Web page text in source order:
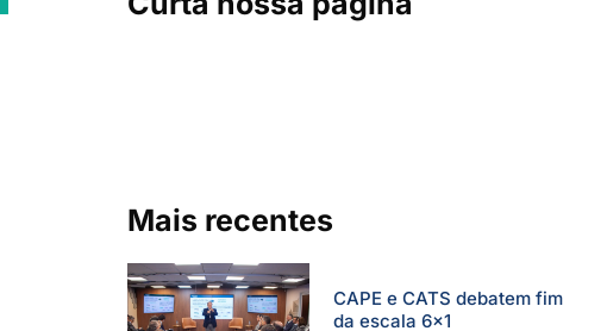
Mais recentes
CAPE e CATS debatem fim
da escala 6×1